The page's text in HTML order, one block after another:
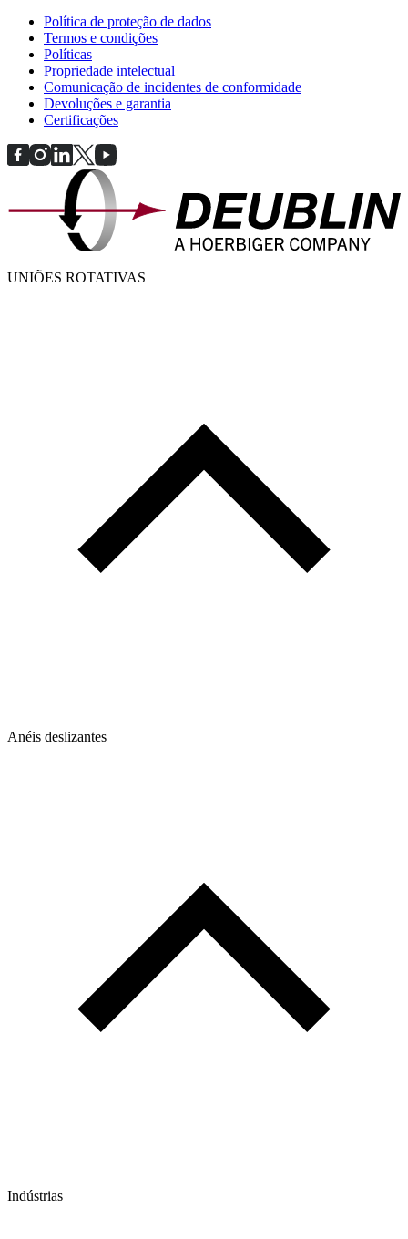
Política de proteção de dados
Termos e condições
Políticas
Propriedade intelectual
Comunicação de incidentes de conformidade
Devoluções e garantia
Certificações
UNIÕES ROTATIVAS
Anéis deslizantes
Indústrias